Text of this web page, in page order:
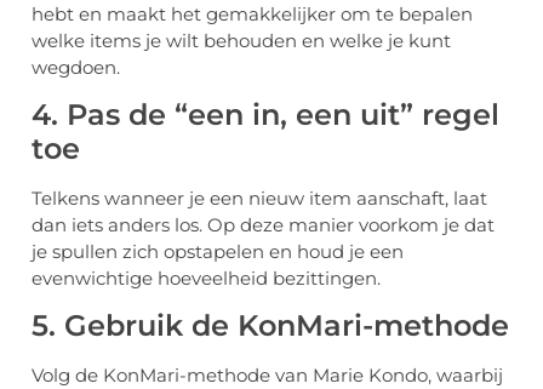
hebt en maakt het gemakkelijker om te bepalen
welke items je wilt behouden en welke je kunt
wegdoen.
4. Pas de “een in, een uit” regel
toe
Telkens wanneer je een nieuw item aanschaft, laat
dan iets anders los. Op deze manier voorkom je dat
je spullen zich opstapelen en houd je een
evenwichtige hoeveelheid bezittingen.
5. Gebruik de KonMari-methode
Volg de KonMari-methode van Marie Kondo, waarbij